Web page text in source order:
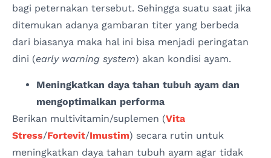
bagi peternakan tersebut. Sehingga suatu saat jika
ditemukan adanya gambaran titer yang berbeda
dari biasanya maka hal ini bisa menjadi peringatan
dini (early warning system) akan kondisi ayam.
Meningkatkan daya tahan tubuh ayam dan
mengoptimalkan performa
Berikan multivitamin/suplemen (Vita
Stress/Fortevit/Imustim) secara rutin untuk
meningkatkan daya tahan tubuh ayam agar tidak